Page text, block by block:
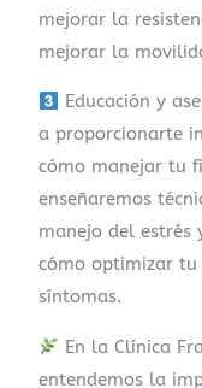
mejorar la
mejorar la
Educación y
a proporcionarte
cómo manejar tu
enseñaremos
manejo del estrés
cómo optimizar
síntomas.
En la Clínica
entendemos la